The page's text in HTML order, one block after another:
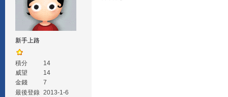
新手上路
積分
14
威望
14
金錢
7
最後登錄 2013-1-6